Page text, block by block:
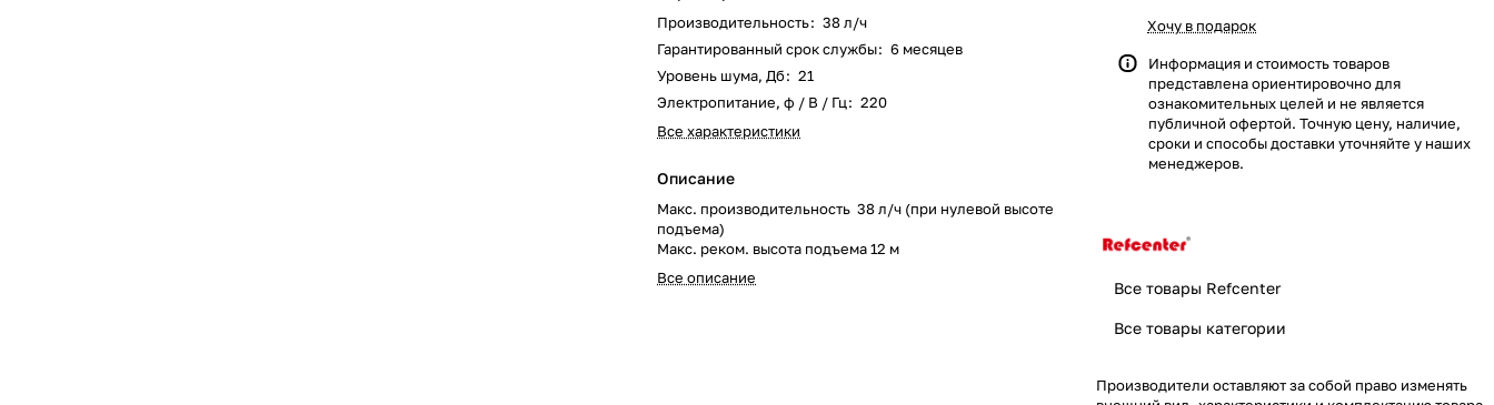
Производительность: 38 л/ч
Гарантированный срок службы: 6 месяцев
Уровень шума, Дб: 21
Электропитание, ф / В / Гц: 220
Все характеристики
Описание
Макс. производительность 38 л/ч (при нулевой высоте
подъема)
Макс. реком. высота подъема 12 м
Все описание
Хочу в подарок
Информация и стоимость товаров
представлена ориентировочно для
ознакомительных целей и не является
публичной офертой. Точную цену, наличие,
сроки и способы доставки уточняйте у наших
менеджеров.
Все товары Refcenter
Все товары категории
Производители оставляют за собой право изменять